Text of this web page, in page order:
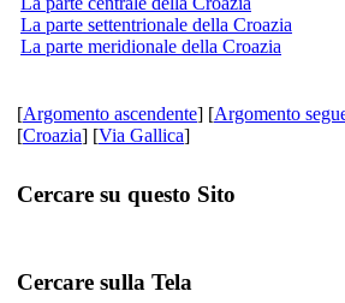
La parte settentrionale della Croazia
La parte meridionale della Croazia
[Argomento ascendente] [Argomento
[Croazia] [Via Gallica]
Cercare su questo Sito
Cercare sulla Tela